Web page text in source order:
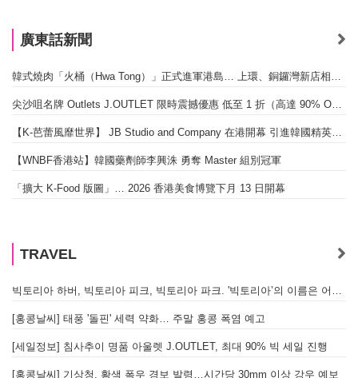
廣東話新聞
【WNBF香港站】韓國藥劑師李興洙 勇奪 Master 組別冠軍
「擴大 K-Food 版圖」… 2026 香港美食博覽下月 13 日開幕
TRAVEL
[홍콩날씨] 태풍 '돌핀' 세력 약화… 주말 홍콩 폭염 예고
[세일정보] 침사추이 명품 아울렛 J.OUTLET, 최대 90% 빅 세일 진행
[홍콩날씨] 기상청, 황색 폭우 경보 발령…시간당 30mm 이상 강우 예보